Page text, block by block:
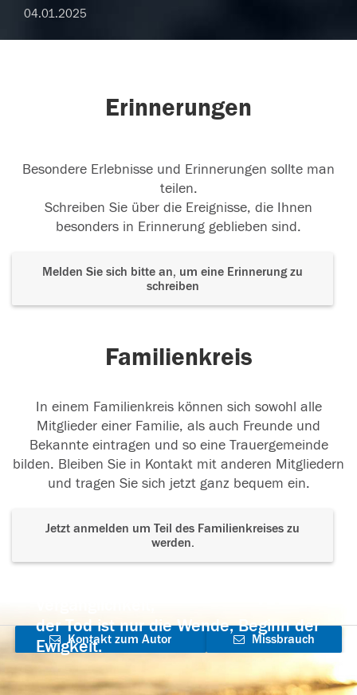
04.01.2025
Erinnerungen
Besondere Erlebnisse und Erinnerungen sollte man
teilen.
Schreiben Sie über die Ereignisse, die Ihnen
besonders in Erinnerung geblieben sind.
Melden Sie sich bitte an, um eine Erinnerung zu
schreiben
Familienkreis
In einem Familienkreis können sich sowohl alle
Mitglieder einer Familie, als auch Freunde und
Bekannte eintragen und so eine Trauergemeinde
bilden. Bleiben Sie in Kontakt mit anderen Mitgliedern
und tragen Sie sich jetzt ganz bequem ein.
Jetzt anmelden um Teil des Familienkreises zu
werden.
der Tod ist nur die Wende, Beginn der
Ewigkeit.
Kontakt zum Autor
aufnehmen
Missbrauch